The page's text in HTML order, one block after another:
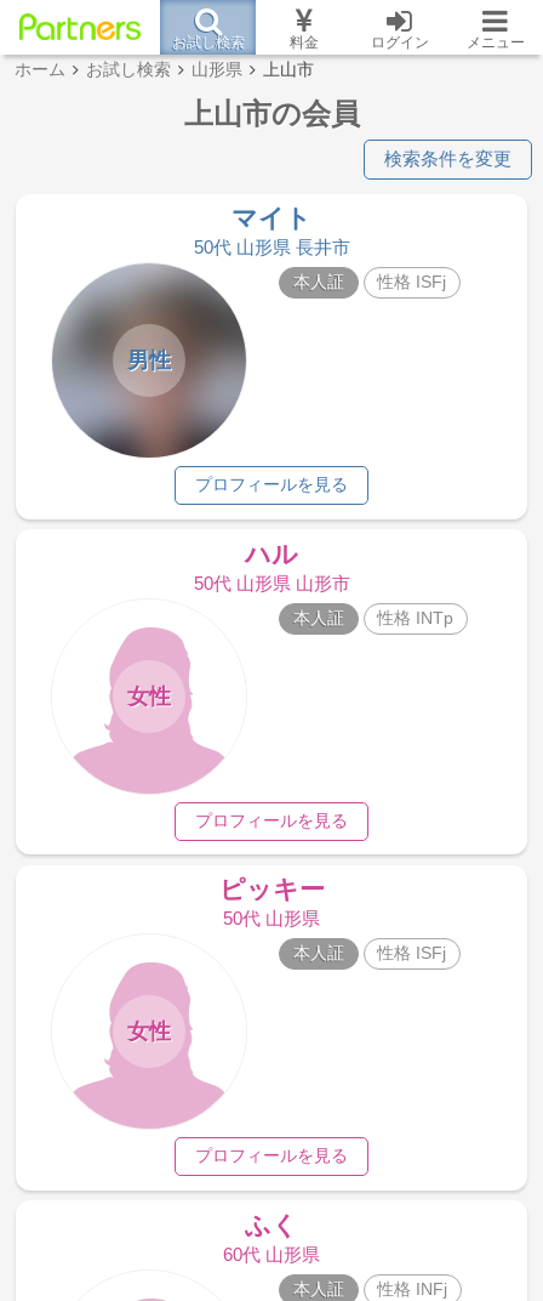
お試し検索 料金 ログイン メニュー
ホーム お試し検索 山形県 上山市
上山市の会員
検索条件を変更
マイト
50代 山形県 長井市
男性
本人証 性格 ISFj
プロフィールを見る
ハル
50代 山形県 山形市
女性
本人証 性格 INTp
プロフィールを見る
ピッキー
50代 山形県
女性
本人証 性格 ISFj
プロフィールを見る
ふく
60代 山形県
本人証 性格 INFj